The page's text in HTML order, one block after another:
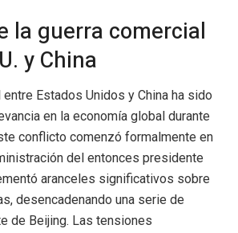
la guerra comercial
y China
entre Estados Unidos y China ha sido
en la economía global durante
conflicto comenzó formalmente en
del entonces presidente
aranceles significativos sobre
desencadenando una serie de
de Beijing. Las tensiones